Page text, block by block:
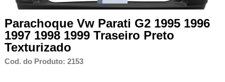
Parachoque Vw Parati G2 1995 1996
1997 1998 1999 Traseiro Preto
Texturizado
Cod. do Produto: 2153